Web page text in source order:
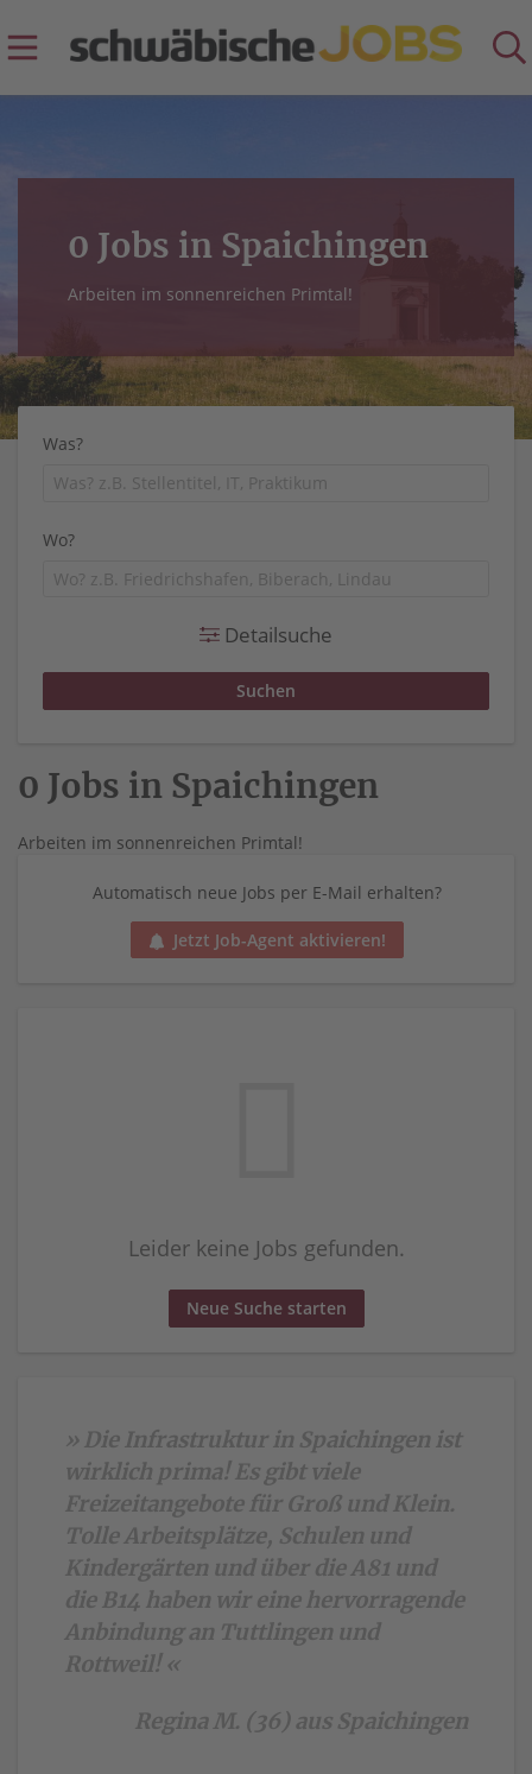
0 Jobs in Spaichingen
Arbeiten im sonnenreichen Primtal!
Was?
Wo?
Detailsuche
0 Jobs in Spaichingen
Arbeiten im sonnenreichen Primtal!
Automatisch neue Jobs per E-Mail erhalten?
Jetzt Job-Agent aktivieren!
Leider keine Jobs gefunden.
Neue Suche starten
» Die Infrastruktur in Spaichingen ist
wirklich prima! Es gibt viele
Freizeitangebote für Groß und Klein.
Tolle Arbeitsplätze, Schulen und
Kindergärten und über die A81 und
die B14 haben wir eine hervorragende
Anbindung an Tuttlingen und
Rottweil! «
Regina M. (36) aus Spaichingen